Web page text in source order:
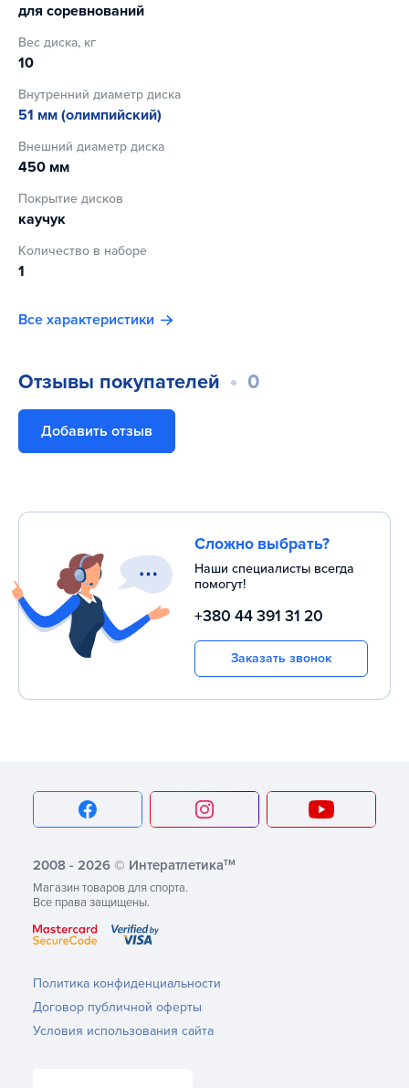
для соревнований
Вес диска, кг
10
Внутренний диаметр диска
51 мм (олимпийский)
Внешний диаметр диска
450 мм
Покрытие дисков
каучук
Количество в наборе
1
Все характеристики
Отзывы покупателей 0
Добавить отзыв
Сложно выбрать?
Наши специалисты всегда
помогут!
+380 44 391 31 20
Заказать звонок
2008 - 2026 © Интератлетикатм
Магазин товаров для спорта.
Все права защищены.
Политика конфиденциальности
Договор публичной оферты
Условия использования сайта